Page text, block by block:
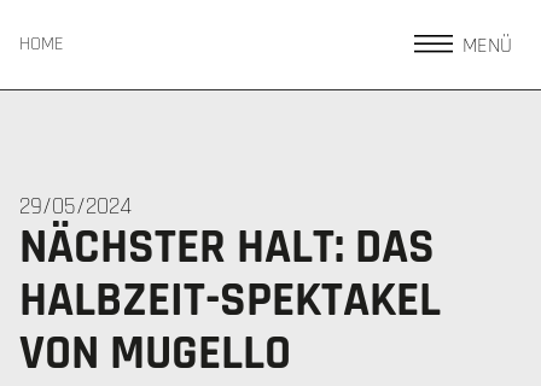
HOME MENÜ
29/05/2024
NÄCHSTER HALT: DAS
HALBZEIT-SPEKTAKEL
VON MUGELLO